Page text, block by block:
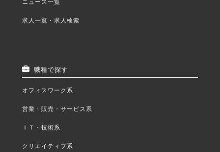
求人一覧・求人検索
職種で探す
オフィスワーク系
営業・販売・サービス系
ＩＴ・技術系
クリエイティブ系